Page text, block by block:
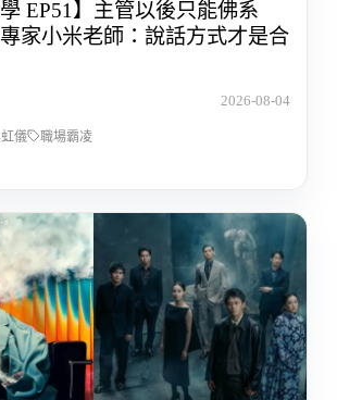
學 EP51】主管以後只能佛系
家小米老師：說話方式才是合
2026-08-04
儀 職場霸凌